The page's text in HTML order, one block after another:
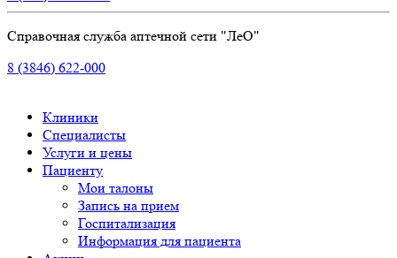
Справочная служба аптечной сети "ЛеО"
8 (3846) 622-000
Клиники
Специалисты
Услуги и цены
Пациенту
Мои талоны
Запись на прием
Госпитализация
Информация для пациента